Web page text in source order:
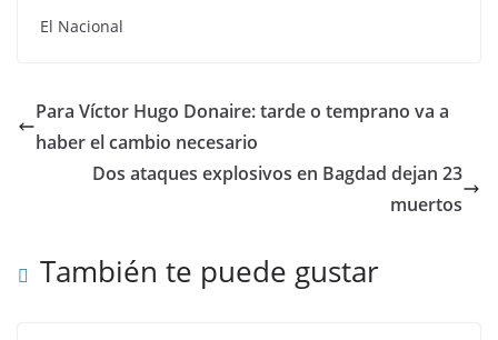
El Nacional
Para Víctor Hugo Donaire: tarde o temprano va a
haber el cambio necesario
Dos ataques explosivos en Bagdad dejan 23
muertos
También te puede gustar